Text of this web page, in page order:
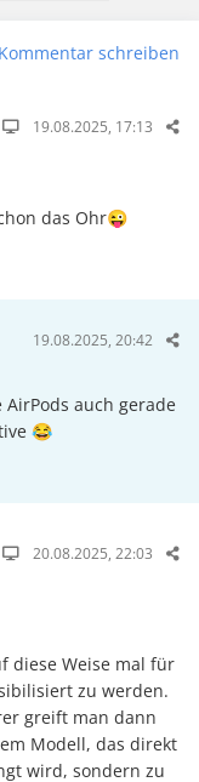
Kommentar schreiben
19.08.2025, 17:13
das Ohr😜
19.08.2025, 20:42
auch gerade
😂
20.08.2025, 22:03
diese Weise mal für
zu werden.
greift man dann
Modell, das direkt
wird, sondern zu